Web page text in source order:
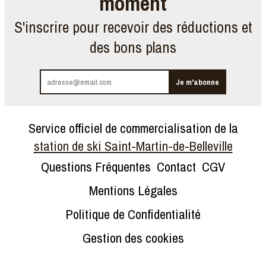
S'inscrire pour recevoir des réductions et
des bons plans
Service officiel de commercialisation de la
station de ski Saint-Martin-de-Belleville
Questions Fréquentes Contact CGV
Mentions Légales
Politique de Confidentialité
Gestion des cookies